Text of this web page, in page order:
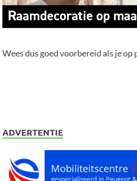
Wees dus goed voorbereid als je op
ADVERTENTIE